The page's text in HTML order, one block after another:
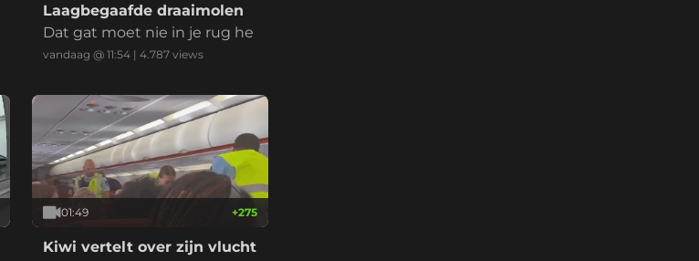
Laagbegaafde draaimolen
Dat gat moet nie in je rug he
vandaag @ 11:54 |4.787 views
01:49 +275
Kiwi vertelt over zijn vlucht